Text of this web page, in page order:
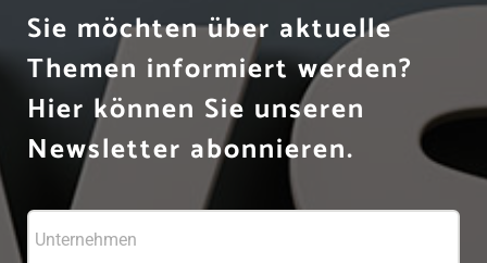
Sie möchten über aktuelle
Themen informiert werden?
Hier können Sie unseren
Newsletter abonnieren.